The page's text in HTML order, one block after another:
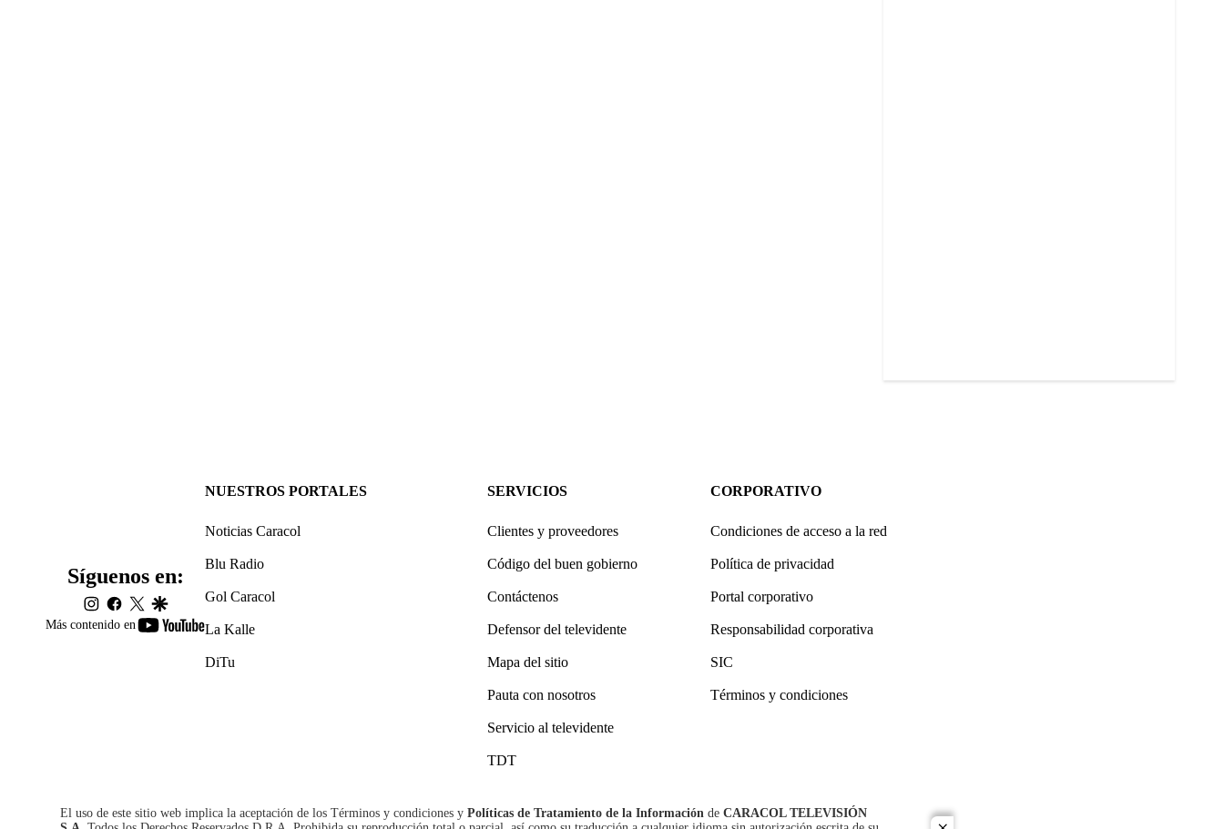
Más contenido en
youtube-
Síguenos en:
instagram
facebook
twittergoogle
NUESTROS PORTALES
Noticias Caracol
Blu Radio
Gol Caracol
La Kalle
DiTu
SERVICIOS
Clientes y proveedores
Código del buen gobierno
Contáctenos
Defensor del televidente
Mapa del sitio
Pauta con nosotros
Servicio al televidente
TDT
CORPORATIVO
Condiciones de acceso a la red
Política de privacidad
Portal corporativo
Responsabilidad corporativa
SIC
Términos y condiciones
El uso de este sitio web implica la aceptación de los Términos y condiciones y Políticas de Tratamiento de la Información de CARACOL TELEVISIÓN